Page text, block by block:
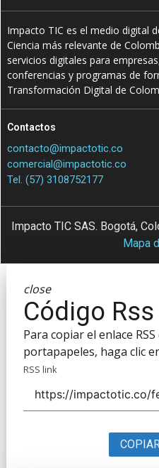
Impacto TIC es el medio digital
Ciencia más relevante de
servicios digitales para
conferencias y programas de
Transformación Digital de
Contactos
contacto@impactotic.co
comercial@impactotic.co
Tel. (57) 3108752177
Impacto TIC SAS. Bogotá,
Mapa
close
Código Rss
Para copiar el enlace RSS
portapapeles, haga clic
RSS link